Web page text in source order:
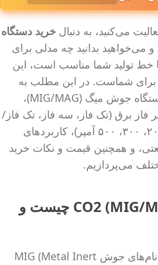
می‌کنید، به دنبال خرید دستگاه
و می‌خواهید بدانید چه مدلی برای
خط تولید شما مناسب است، این
برای شماست. در این مطلب به
طور مفصل به بررسی دستگاه جوش میگ (MIG/MAG)،
فاز برق (تک فاز، سه فاز، تک فاز/
سه فاز)، محدوده آمپر (۲۰۰، ۳۰۰، ۵۰۰ آمپر)، کاربردهای
و همچنین قیمت و نکات خرید
می‌پردازیم.
دستگاه جوش CO2 (MIG/MAG) چیست و
دستگاه جوش CO2 که با نام‌های جوش MIG (Metal Inert